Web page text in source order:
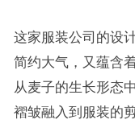
这家服装公司的设
简约大气，又蕴含
从麦子的生长形态
褶皱融入到服装的